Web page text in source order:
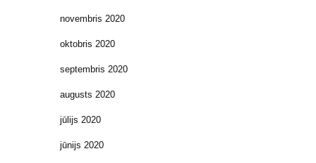
novembris 2020
oktobris 2020
septembris 2020
augusts 2020
jūlijs 2020
jūnijs 2020